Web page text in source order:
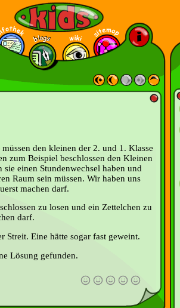
den kleinen der 2. und 1. Klasse
zum Beispiel beschlossen den Kleinen
sie einen Stundenwechsel haben und
Raum sein müssen. Wir haben uns
machen darf.
zu losen und ein Zettelchen zu
darf.
Streit. Eine hätte sogar fast geweint.
Lösung gefunden.